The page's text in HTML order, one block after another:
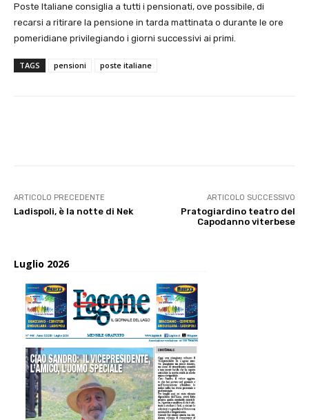
Poste Italiane consiglia a tutti i pensionati, ove possibile, di
recarsi a ritirare la pensione in tarda mattinata o durante le ore
pomeridiane privilegiando i giorni successivi ai primi.
TAGS pensioni poste italiane
ARTICOLO PRECEDENTE
Ladispoli, è la notte di Nek
ARTICOLO SUCCESSIVO
Pratogiardino teatro del
Capodanno viterbese
Luglio 2026